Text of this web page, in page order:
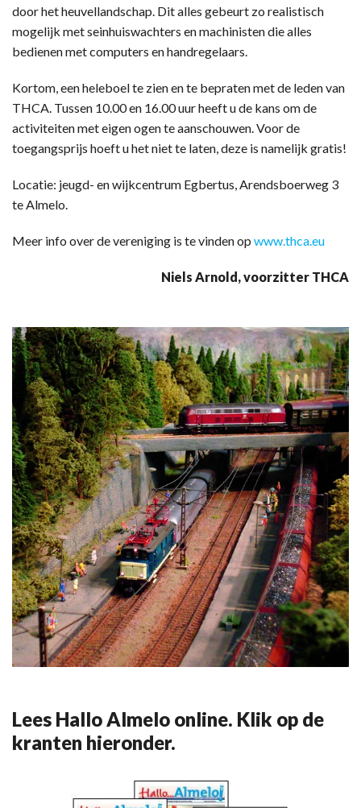
door het heuvellandschap. Dit alles gebeurt zo realistisch
mogelijk met seinhuiswachters en machinisten die alles
bedienen met computers en handregelaars.
Kortom, een heleboel te zien en te bepraten met de leden van
THCA. Tussen 10.00 en 16.00 uur heeft u de kans om de
activiteiten met eigen ogen te aanschouwen. Voor de
toegangsprijs hoeft u het niet te laten, deze is namelijk gratis!
Locatie: jeugd- en wijkcentrum Egbertus, Arendsboerweg 3
te Almelo.
Meer info over de vereniging is te vinden op www.thca.eu
Niels Arnold, voorzitter THCA
Lees Hallo Almelo online. Klik op de
kranten hieronder.